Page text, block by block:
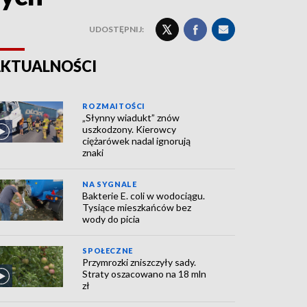
UDOSTĘPNIJ:
ROZMAITOŚCI
„Słynny wiadukt” znów
uszkodzony. Kierowcy
ciężarówek nadal ignorują
znaki
NA SYGNALE
Bakterie E. coli w wodociągu.
Tysiące mieszkańców bez
wody do picia
SPOŁECZNE
Przymrozki zniszczyły sady.
Straty oszacowano na 18 mln
zł